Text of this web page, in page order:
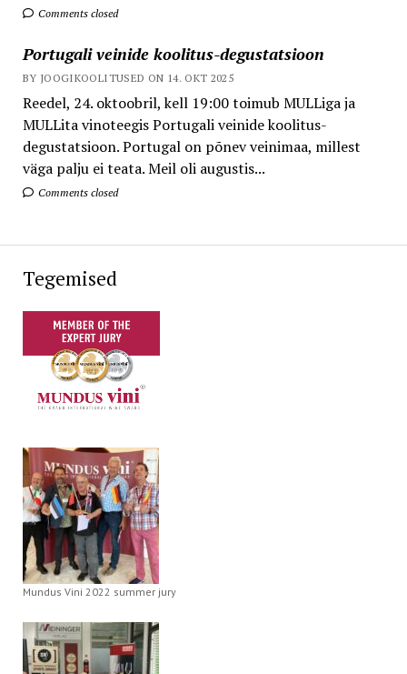
Comments closed
Portugali veinide koolitus-degustatsioon
BY JOOGIKOOLITUSED ON 14. OKT 2025
Reedel, 24. oktoobril, kell 19:00 toimub MULLiga ja
MULLita vinoteegis Portugali veinide koolitus-
degustatsioon. Portugal on põnev veinimaa, millest
väga palju ei teata. Meil oli augustis...
Comments closed
Tegemised
Mundus Vini 2022 summer jury